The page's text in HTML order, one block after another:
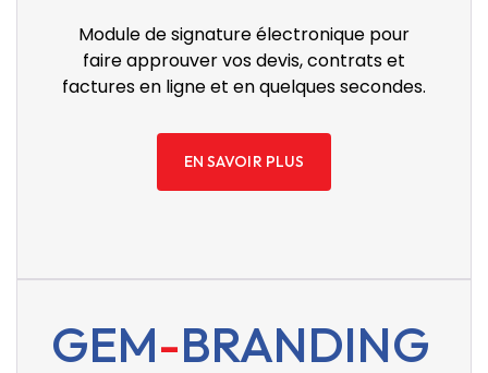
Module de signature électronique pour
faire approuver vos devis, contrats et
factures en ligne et en quelques secondes.
EN SAVOIR PLUS
GEM-BRANDING